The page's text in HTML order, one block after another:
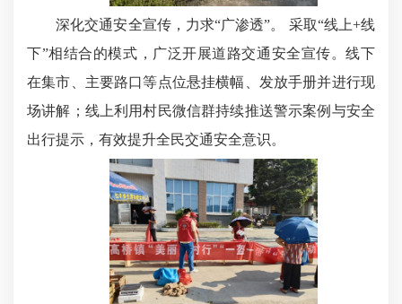
深化交通安全宣传，力求“广渗透”。 采取“线上+线
下”相结合的模式，广泛开展道路交通安全宣传。线下
在集市、主要路口等点位悬挂横幅、发放手册并进行现
场讲解；线上利用村民微信群持续推送警示案例与安全
出行提示，有效提升全民交通安全意识。